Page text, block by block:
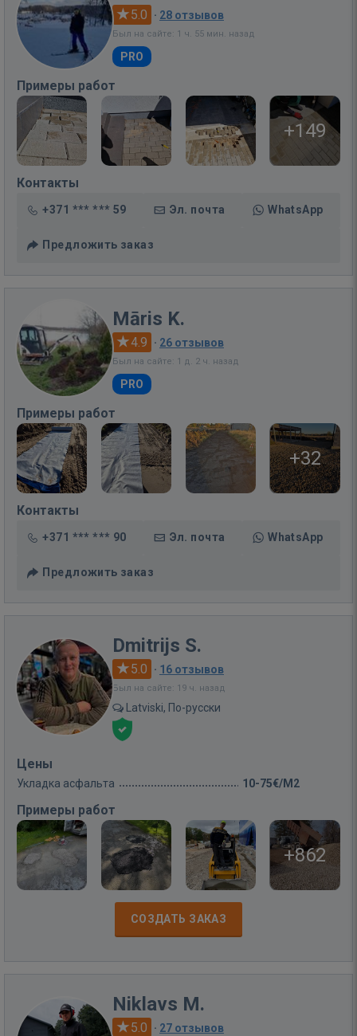
5.0 · 28 отзывов
Был на сайте: 1 ч. 55 мин. назад
PRO
Примеры работ
+149
Контакты
+371 *** *** 59 Эл. почта WhatsApp
Предложить заказ
Māris K.
4.9 · 26 отзывов
Был на сайте: 1 д. 2 ч. назад
PRO
Примеры работ
+32
Контакты
+371 *** *** 90 Эл. почта WhatsApp
Предложить заказ
Dmitrijs S.
5.0 · 16 отзывов
Был на сайте: 19 ч. назад
Latviski, По-русски
Цены
Укладка асфальта 10-75€/M2
Примеры работ
+862
СОЗДАТЬ ЗАКАЗ
Niklavs M.
5.0 · 27 отзывов